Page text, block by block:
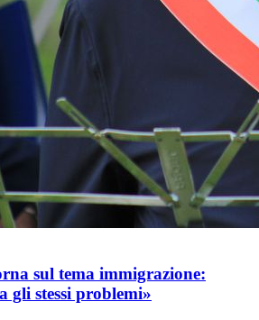
sul tema immigrazione:
gli stessi problemi»